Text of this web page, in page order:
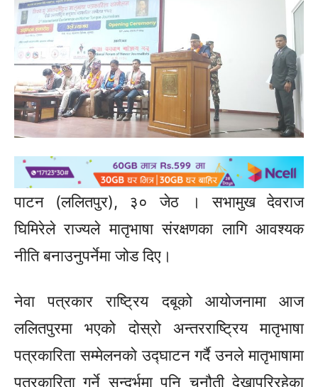
पाटन (ललितपुर), ३० जेठ । सभामुख देवराज
घिमिरेले राज्यले मातृभाषा संरक्षणका लागि आवश्यक
नीति बनाउनुपर्नेमा जोड दिए।
नेवा पत्रकार राष्ट्रिय दबूको आयोजनामा आज
ललितपुरमा भएको दोस्रो अन्तरराष्ट्रिय मातृभाषा
पत्रकारिता सम्मेलनको उद्घाटन गर्दै उनले मातृभाषामा
पत्रकारिता गर्ने सन्दर्भमा पनि चुनौती देखापरिरहेका